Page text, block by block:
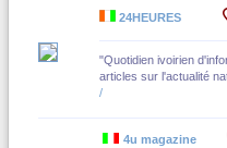
24HEURES
"Quotidien ivoirien
articles sur l'actualité
/
4u magazine